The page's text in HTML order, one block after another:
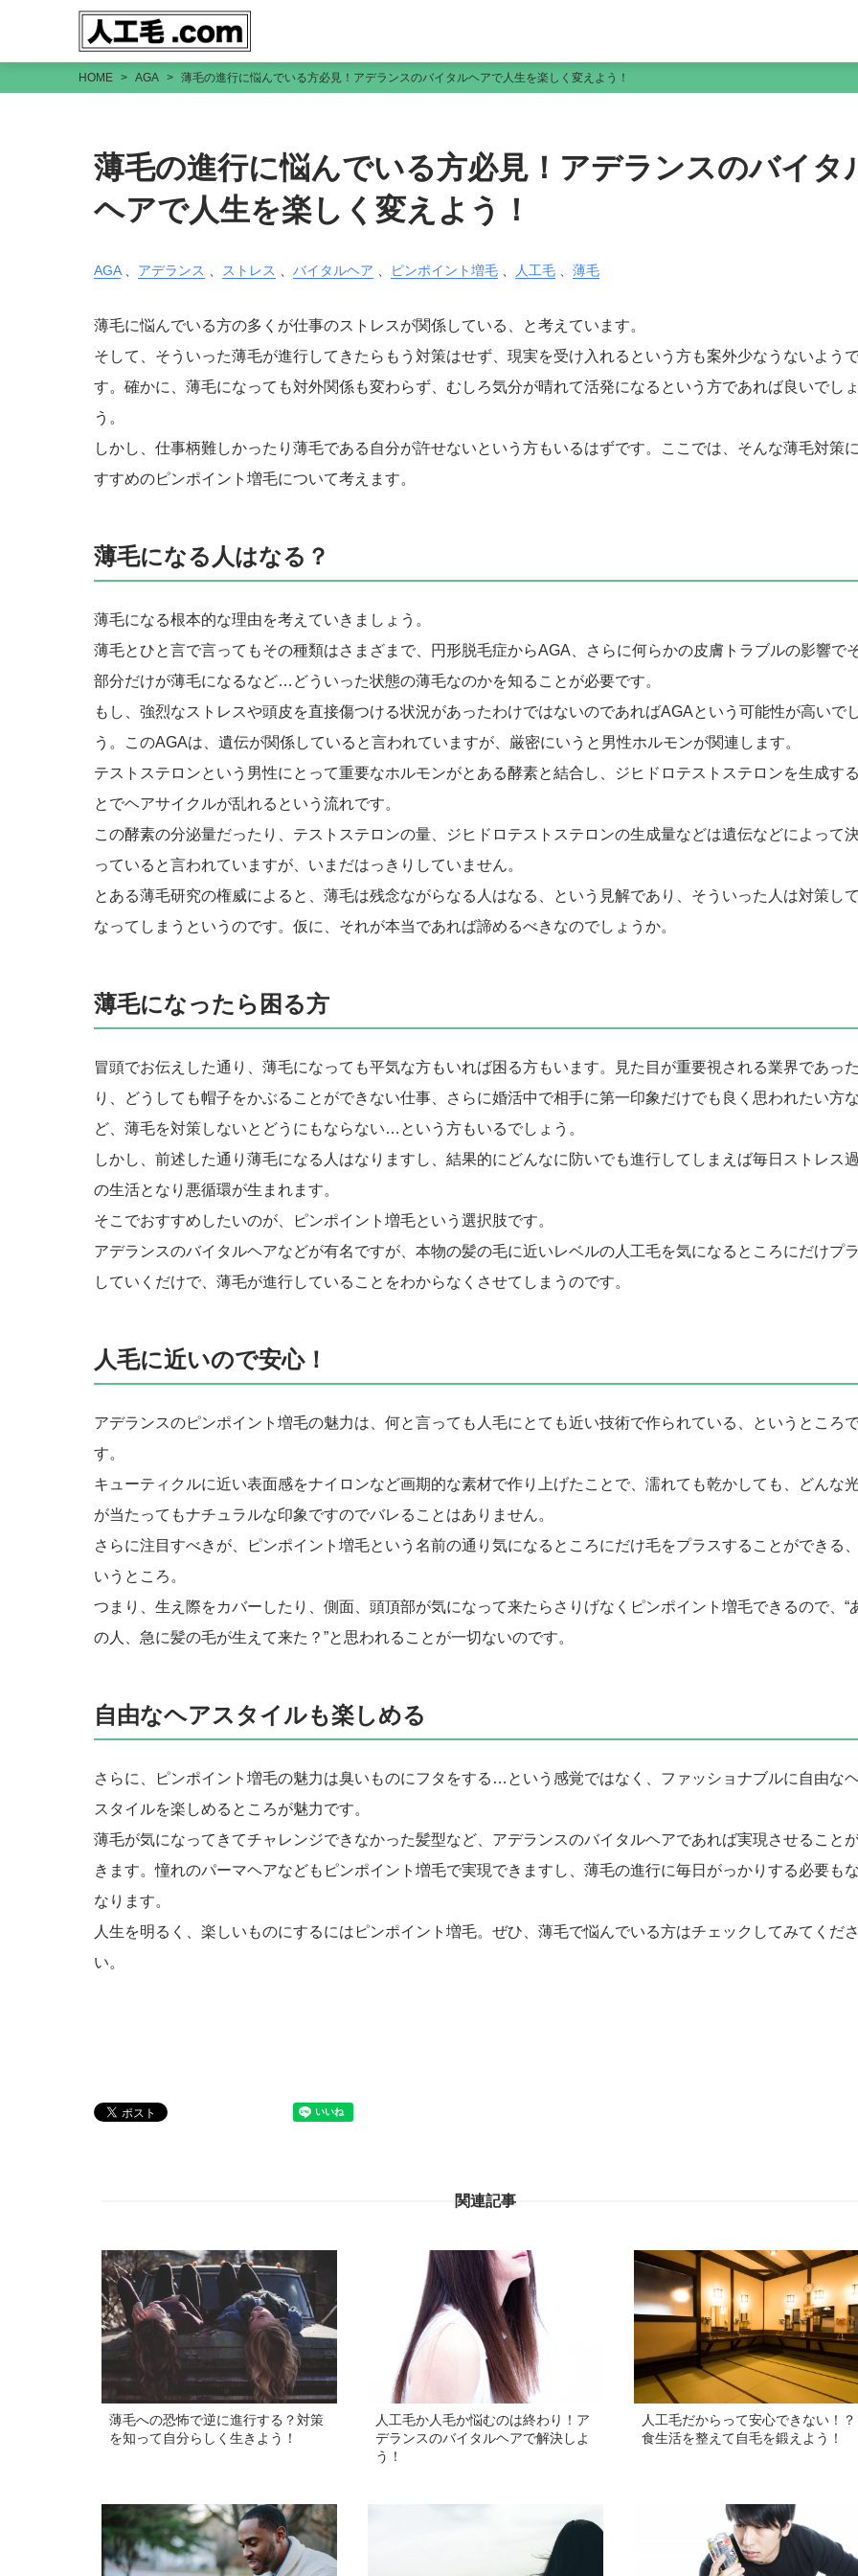
HOME AGA 薄毛の進行に悩んでいる方必見！アデランスのバイタルヘアで人生を楽しく変えよう！
薄毛の進行に悩んでいる方必見！アデランスのバイタ
ヘアで人生を楽しく変えよう！
AGA、 アデランス ストレス バイタルヘア ピンポイント増毛 人工毛 薄毛
薄毛に悩んでいる方の多くが仕事のストレスが関係している、と考えています。
そして、そういった薄毛が進行してきたらもう対策はせず、現実を受け入れるという方も案外少なうないよう
す。確かに、薄毛になっても対外関係も変わらず、むしろ気分が晴れて活発になるという方であれば良いでしょ
う。
しかし、仕事柄難しかったり薄毛である自分が許せないという方もいるはずです。ここでは、そんな薄毛対策
すすめのピンポイント増毛について考えます。
薄毛になる人はなる？
薄毛になる根本的な理由を考えていきましょう。
薄毛とひと言で言ってもその種類はさまざまで、円形脱毛症からAGA、さらに何らかの皮膚トラブルの影響で
部分だけが薄毛になるなど…どういった状態の薄毛なのかを知ることが必要です。
もし、強烈なストレスや頭皮を直接傷つける状況があったわけではないのであればAGAという可能性が高いで
う。このAGAは、遺伝が関係していると言われていますが、厳密にいうと男性ホルモンが関連します。
テストステロンという男性にとって重要なホルモンがとある酵素と結合し、ジヒドロテストステロンを生成す
とでヘアサイクルが乱れるという流れです。
この酵素の分泌量だったり、テストステロンの量、ジヒドロテストステロンの生成量などは遺伝などによって
っていると言われていますが、いまだはっきりしていません。
とある薄毛研究の権威によると、薄毛は残念ながらなる人はなる、という見解であり、そういった人は対策し
なってしまうというのです。仮に、それが本当であれば諦めるべきなのでしょうか。
薄毛になったら困る方
冒頭でお伝えした通り、薄毛になっても平気な方もいれば困る方もいます。見た目が重要視される業界であった
り、どうしても帽子をかぶることができない仕事、さらに婚活中で相手に第一印象だけでも良く思われたい方な
ど、薄毛を対策しないとどうにもならない…という方もいるでしょう。
しかし、前述した通り薄毛になる人はなりますし、結果的にどんなに防いでも進行してしまえば毎日ストレス
の生活となり悪循環が生まれます。
そこでおすすめしたいのが、ピンポイント増毛という選択肢です。
アデランスのバイタルヘアなどが有名ですが、本物の髪の毛に近いレベルの人工毛を気になるところにだけプ
していくだけで、薄毛が進行していることをわからなくさせてしまうのです。
人毛に近いので安心！
アデランスのピンポイント増毛の魅力は、何と言っても人毛にとても近い技術で作られている、というところ
す。
キューティクルに近い表面感をナイロンなど画期的な素材で作り上げたことで、濡れても乾かしても、どんな
が当たってもナチュラルな印象ですのでバレることはありません。
さらに注目すべきが、ピンポイント増毛という名前の通り気になるところにだけ毛をプラスすることができる
いうところ。
つまり、生え際をカバーしたり、側面、頭頂部が気になって来たらさりげなくピンポイント増毛できるので、“
の人、急に髪の毛が生えて来た？”と思われることが一切ないのです。
自由なヘアスタイルも楽しめる
さらに、ピンポイント増毛の魅力は臭いものにフタをする…という感覚ではなく、ファッショナブルに自由な
スタイルを楽しめるところが魅力です。
薄毛が気になってきてチャレンジできなかった髪型など、アデランスのバイタルヘアであれば実現させること
きます。憧れのパーマヘアなどもピンポイント増毛で実現できますし、薄毛の進行に毎日がっかりする必要もな
なります。
人生を明るく、楽しいものにするにはピンポイント増毛。ぜひ、薄毛で悩んでいる方はチェックしてみてくださ
い。
関連記事
薄毛への恐怖で逆に進行する？対策
を知って自分らしく生きよう！
人工毛か人毛か悩むのは終わり！ア
デランスのバイタルヘアで解決しよ
う！
人工毛だからって安心できない！？
食生活を整えて自毛を鍛えよう！